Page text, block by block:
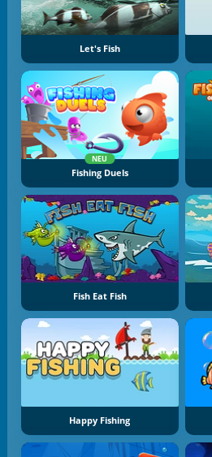
Let's Fish
NEU
Fishing Duels
Fish Eat Fish
Happy Fishing